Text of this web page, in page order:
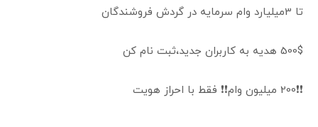
تا 3میلیارد وام سرمایه در گردش فروشندگان
500$ هدیه به کاربران جدید،ثبت نام کن
❗❗200 میلیون وام❗❗ فقط با احراز هویت